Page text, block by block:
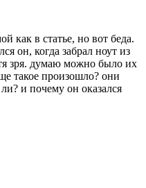
как в статье, но вот беда.
он, когда забрал ноут из
зря. думаю можно было их
такое произошло? они
и почему он оказался